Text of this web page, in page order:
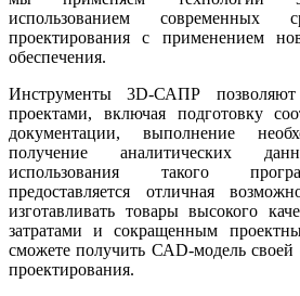
использованием современных
проектирования с применением
обеспечения.
Инструменты 3D-САПР
проектами, включая подготовку
документации, выполнение
получение аналитических
использования такого
предоставляется отличная
изготавливать товары высокого
затратами и сокращенным
сможете получить САD-модель
проектирования.